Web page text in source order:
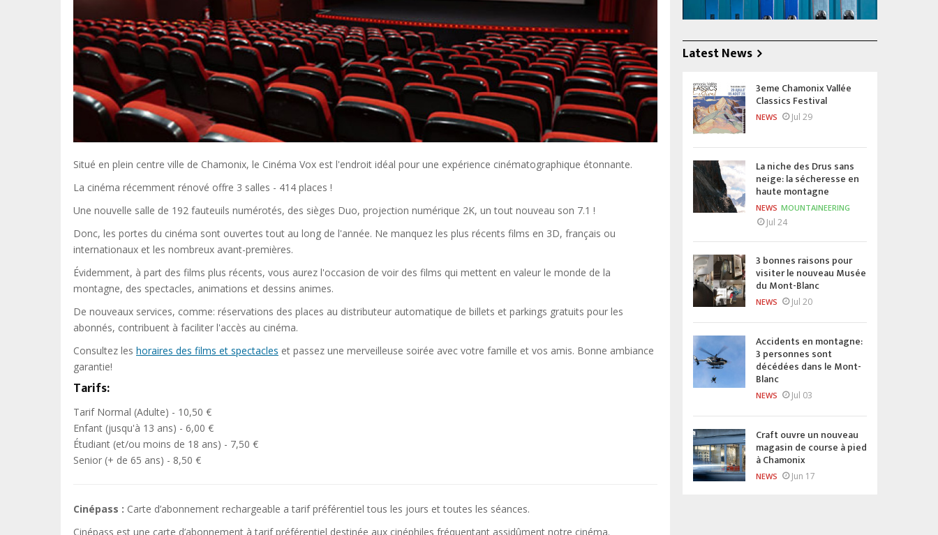
Situé en plein centre ville de Chamonix, le Cinéma Vox est l'endroit idéal pour une expérience cinématographique étonnante.
La cinéma récemment rénové offre 3 salles - 414 places !
Une nouvelle salle de 192 fauteuils numérotés, des sièges Duo, projection numérique 2K, un tout nouveau son 7.1 !
Donc, les portes du cinéma sont ouvertes tout au long de l'année. Ne manquez les plus récents films en 3D, français ou
internationaux et les nombreux avant-premières.
Évidemment, à part des films plus récents, vous aurez l'occasion de voir des films qui mettent en valeur le monde de la
montagne, des spectacles, animations et dessins animes.
De nouveaux services, comme: réservations des places au distributeur automatique de billets et parkings gratuits pour les
abonnés, contribuent à faciliter l'accès au cinéma.
Consultez les horaires des films et spectacles et passez une merveilleuse soirée avec votre famille et vos amis. Bonne ambiance
garantie!
Tarifs:
Tarif Normal (Adulte) - 10,50 €
Enfant (jusqu'à 13 ans) - 6,00 €
Étudiant (et/ou moins de 18 ans) - 7,50 €
Senior (+ de 65 ans) - 8,50 €
Cinépass : Carte d’abonnement rechargeable a tarif préférentiel tous les jours et toutes les séances.
Cinépass est une carte d’abonnement à tarif préférentiel destinée aux cinéphiles fréquentant assidûment notre cinéma.
Latest News
3eme Chamonix Vallée
Classics Festival
NEWS Jul 29
La niche des Drus sans
neige: la sécheresse en
haute montagne
NEWS MOUNTAINEERING
Jul 24
3 bonnes raisons pour
visiter le nouveau Musée
du Mont-Blanc
NEWS Jul 20
Accidents en montagne:
3 personnes sont
décédées dans le Mont-
Blanc
NEWS Jul 03
Craft ouvre un nouveau
magasin de course à pied
à Chamonix
NEWS Jun 17